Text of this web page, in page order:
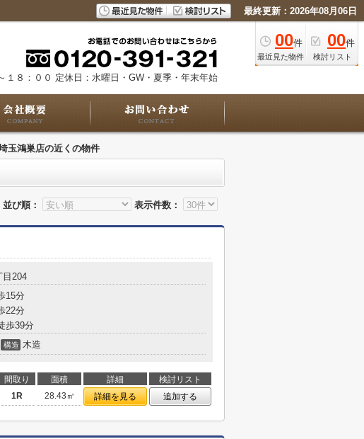
最終更新：2026年08月06日
00件
最近見た物件
00件
検討リスト
１８：００ 定休日：水曜日・GW・夏季・年末年始
玉鴻巣店の近くの物件
並び順：
表示件数：
目204
15分
22分
歩39分
構造 木造
間取り 面積 詳細
検討リスト
1R 28.43㎡ 詳細を見る 追加する